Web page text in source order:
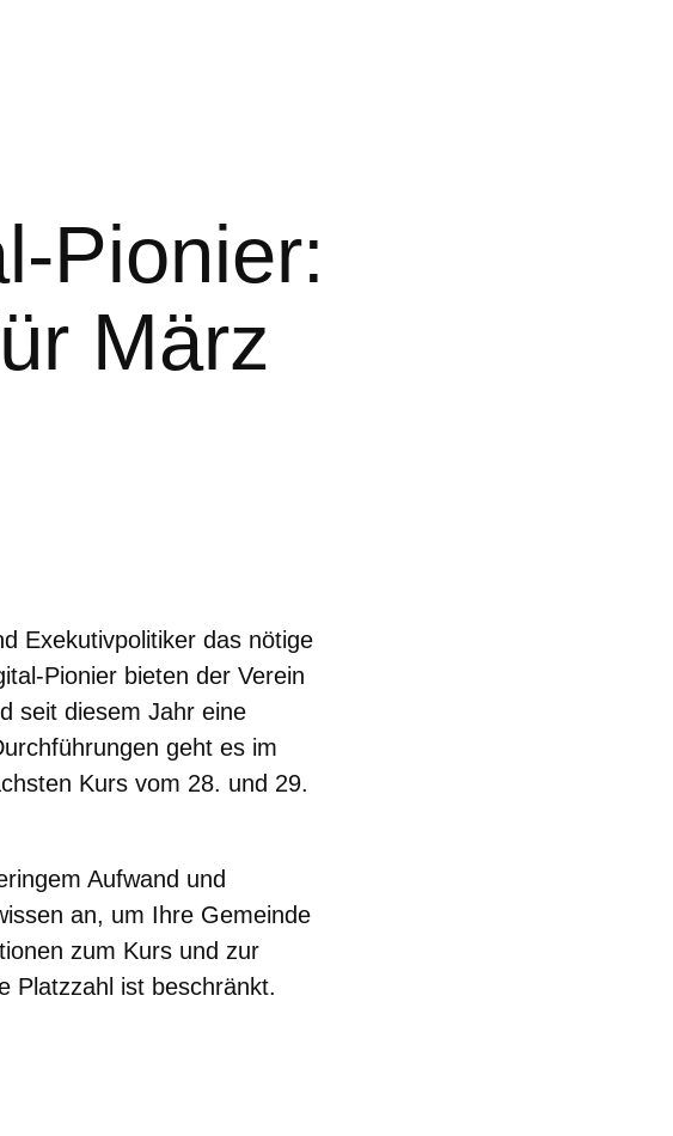
Pionier:
März
Exekutivpolitiker das nötige
Pionier bieten der Verein
seit diesem Jahr eine
geht es im
Kurs vom 28. und 29.
Aufwand und
an, um Ihre Gemeinde
zum Kurs und zur
Platzzahl ist beschränkt.